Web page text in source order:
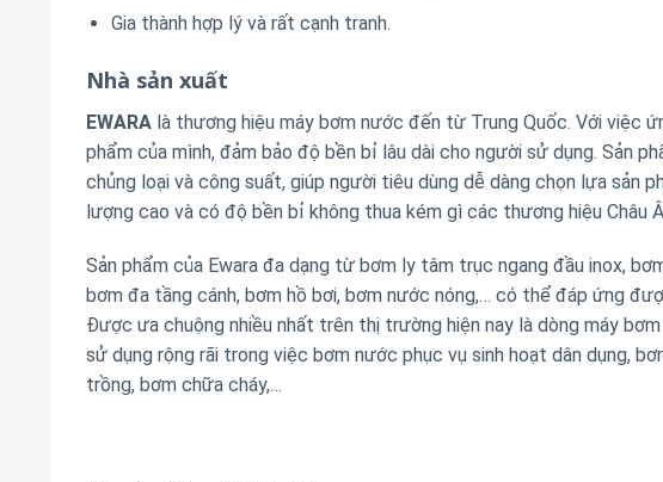
Gia thành hợp lý và rất cạnh tranh.
Nhà sản xuất
EWARA là thương hiệu máy bơm nước đến từ Trung Quốc. Với việc
phẩm của mình, đảm bảo độ bền bỉ lâu dài cho người sử dụng. Sản
chủng loại và công suất, giúp người tiêu dùng dễ dàng chọn lựa sản
lượng cao và có độ bền bỉ không thua kém gì các thương hiệu Châu
Sản phẩm của Ewara đa dạng từ bơm ly tâm trục ngang đầu inox,
bơm đa tầng cánh, bơm hồ bơi, bơm nước nóng,… có thể đáp ứng
Được ưa chuộng nhiều nhất trên thị trường hiện nay là dòng máy
sử dụng rộng rãi trong việc bơm nước phục vụ sinh hoạt dân dụng,
trồng, bơm chữa cháy,…